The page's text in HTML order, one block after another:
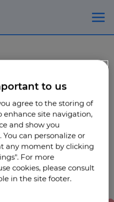
— Часть 2
2
to us
agree to the storing of
enhance site navigation,
and show you
can personalize or
any moment by clicking
For more
cookies, please consult
in the site footer.